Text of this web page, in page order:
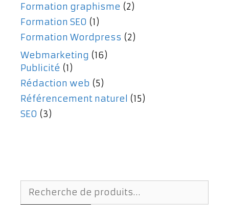
Formation graphisme (2)
Formation SEO (1)
Formation Wordpress (2)
Webmarketing (16)
Publicité (1)
Rédaction web (5)
Référencement naturel (15)
SEO (3)
Recherche
pour :